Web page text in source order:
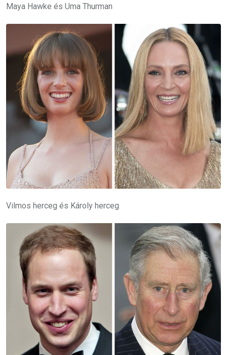
Maya Hawke és Uma Thurman
Vilmos herceg és Károly herceg